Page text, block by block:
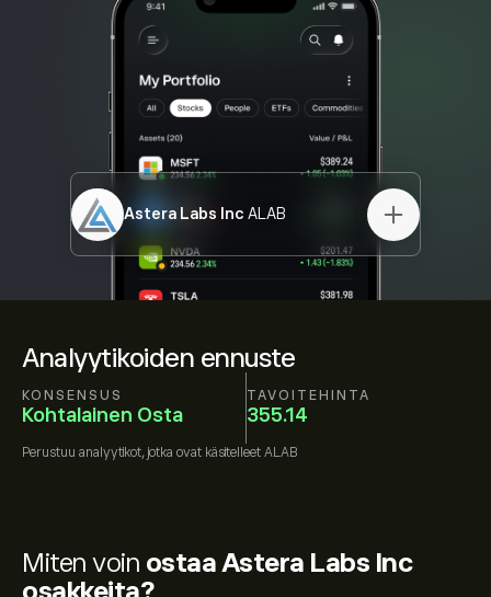
Analyytikoiden ennuste
KONSENSUS
Kohtalainen Osta
TAVOITEHINTA
355.14
Perustuu analyytikot, jotka ovat käsitelleet ALAB
Astera Labs Inc ALAB
Miten voin ostaa Astera Labs Inc
osakkeita?